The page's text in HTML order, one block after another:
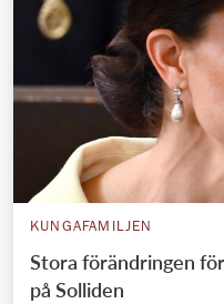
KUNGAFAMILJEN
Stora förändringen
på Solliden